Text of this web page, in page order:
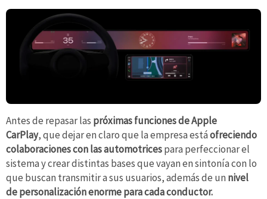
Antes de repasar las próximas funciones de Apple
CarPlay, que dejar en claro que la empresa estáofreciendo
colaboraciones con las automotricespara perfeccionar el
sistema y crear distintas bases que vayan en sintonía con lo
que buscan transmitir a sus usuarios, además de un nivel
de personalización enormepara cada conductor.